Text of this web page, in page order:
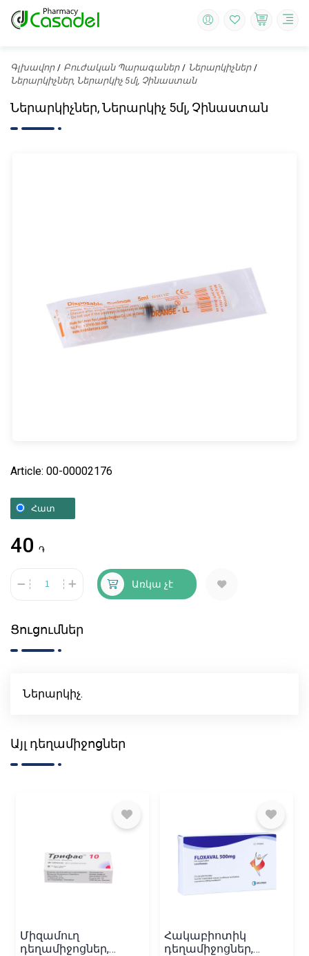
Գլխավոր Բուժական Պարագաներ
Ներարկիչներ
Ներարկիչներ, Ներարկիչ 5մլ, Չինաստան
Ներարկիչներ, Ներարկիչ 5մլ, Չինաստան
Article: 00-00002176
Հատ
40 ֏
Առկա չէ
Ցուցումներ
Ներարկիչ.
Այլ դեղամիջոցներ
Միզամուղ
դեղամիջոցներ,
Հակաբիոտիկ
դեղամիջոցներ,